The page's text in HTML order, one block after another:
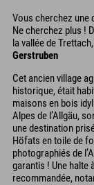
Vous cherchez une
Ne cherchez plus !
la vallée de
Gerstruben
Cet ancien village
historique, était
maisons en bois
Alpes de l’Allgäu,
une destination
Höfats en toile de
photographiés de
garantis ! Une halte
recommandée,